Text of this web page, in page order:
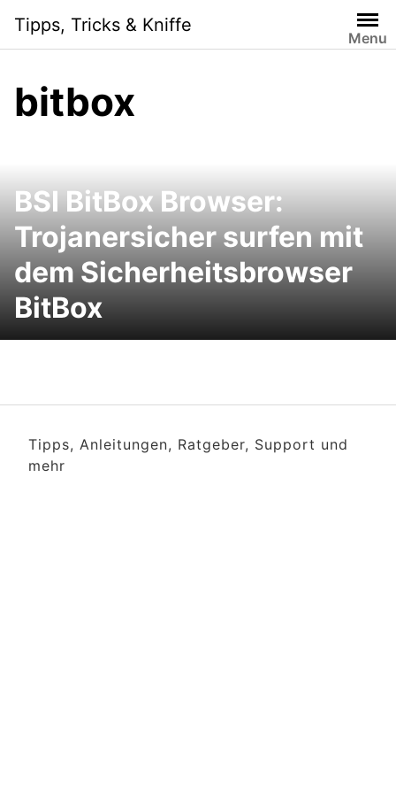
content
Tipps, Tricks & Kniffe
Menu
bitbox
BSI BitBox Browser:
Trojanersicher surfen mit
dem Sicherheitsbrowser
BitBox
Tipps, Anleitungen, Ratgeber, Support und
mehr